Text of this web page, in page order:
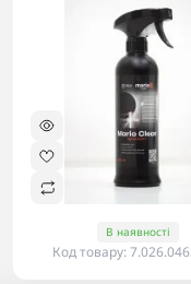
В наявності
Код товару: